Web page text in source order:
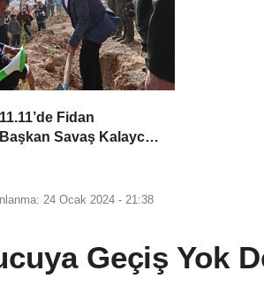
Fidan
Savaş Kalaycı
24 Ocak 2024 - 21:38
Geçiş Yok